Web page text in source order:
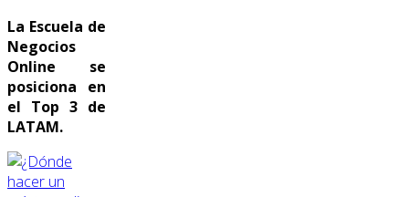
La Escuela de
Negocios
Online se
posiciona en
el Top 3 de
LATAM.